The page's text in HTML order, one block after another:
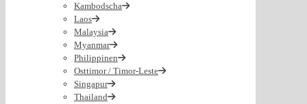
Kambodscha
Laos
Malaysia
Myanmar
Philippinen
Osttimor / Timor-Leste
Singapur
Thailand